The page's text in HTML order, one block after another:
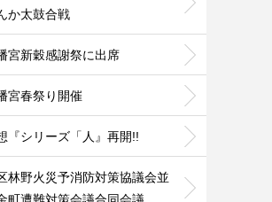
か太鼓合戦
宮新穀感謝祭に出席
宮春祭り開催
『シリーズ「人』再開!!
林野火災予消防対策協議会並